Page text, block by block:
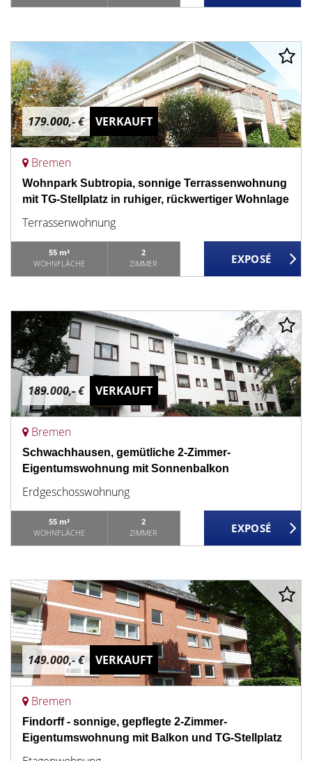
179.000,- € VERKAUFT
Bremen
Wohnpark Subtropia, sonnige Terrassenwohnung
mit TG-Stellplatz in ruhiger, rückwertiger Wohnlage
Terrassenwohnung
55 m²
WOHNFLÄCHE
2
ZIMMER
189.000,- € VERKAUFT
Bremen
Schwachhausen, gemütliche 2-Zimmer-
Eigentumswohnung mit Sonnenbalkon
Erdgeschosswohnung
55 m²
WOHNFLÄCHE
2
ZIMMER
149.000,- € VERKAUFT
Bremen
Findorff - sonnige, gepflegte 2-Zimmer-
Eigentumswohnung mit Balkon und TG-Stellplatz